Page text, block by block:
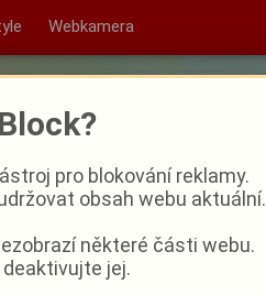
Webkamera
pro blokování reklamy.
obsah webu aktuální.
některé části webu.
deaktivujte jej.